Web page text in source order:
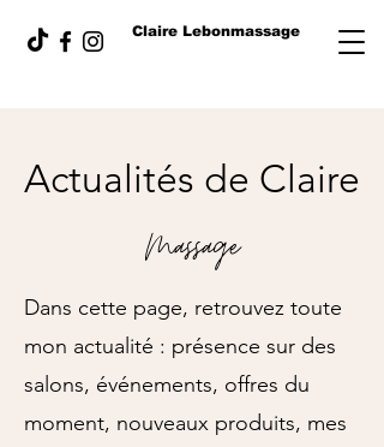
Claire Lebonmassage
Actualités de Claire
Massage
Dans cette page, retrouvez toute
mon actualité : présence sur des
salons, événements, offres du
moment, nouveaux produits, mes